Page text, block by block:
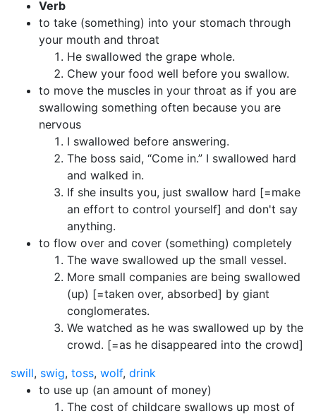
Verb
to take (something) into your stomach through
your mouth and throat
He swallowed the grape whole.
Chew your food well before you swallow.
to move the muscles in your throat as if you are
swallowing something often because you are
nervous
I swallowed before answering.
The boss said, “Come in.” I swallowed hard
and walked in.
If she insults you, just swallow hard [=make
an effort to control yourself] and don't say
anything.
to flow over and cover (something) completely
The wave swallowed up the small vessel.
More small companies are being swallowed
(up) [=taken over, absorbed] by giant
conglomerates.
We watched as he was swallowed up by the
crowd. [=as he disappeared into the crowd]
swill, swig, toss, wolf, drink
to use up (an amount of money)
The cost of childcare swallows up most of